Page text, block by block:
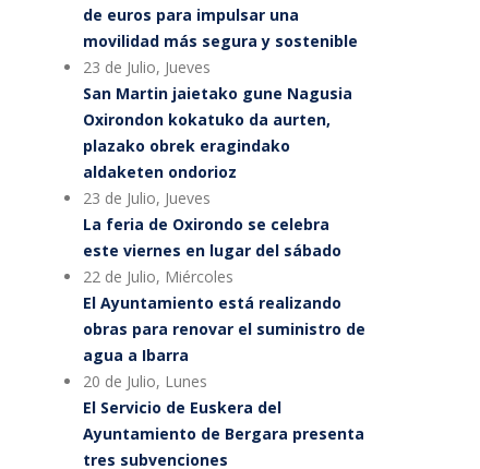
de euros para impulsar una
movilidad más segura y sostenible
23 de Julio, Jueves
San Martin jaietako gune Nagusia
Oxirondon kokatuko da aurten,
plazako obrek eragindako
aldaketen ondorioz
23 de Julio, Jueves
La feria de Oxirondo se celebra
este viernes en lugar del sábado
22 de Julio, Miércoles
El Ayuntamiento está realizando
obras para renovar el suministro de
agua a Ibarra
20 de Julio, Lunes
El Servicio de Euskera del
Ayuntamiento de Bergara presenta
tres subvenciones